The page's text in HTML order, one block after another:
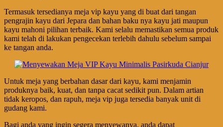
Termasuk tersedianya meja vip kayu yang di buat dari tangan
pengrajin kayu dari Jepara dan bahan baku nya kayu jati maupun
kayu mahoni pilihan terbaik. Kami selalu memastikan semua produk
kami telah di lakukan pengecekan terlebih dahulu sebelum sampai
ke tangan anda.
Untuk meja yang berbahan dasar dari kayu, kami menjamin
produknya baik, kuat, dan tanpa cacat sedikit pun. Dalam artian
tidak keropos, dan rapuh, meja vip juga tersedia banyak unit di
gudang kami.
Bagi anda yang ingin segera menyewanya, anda dapat